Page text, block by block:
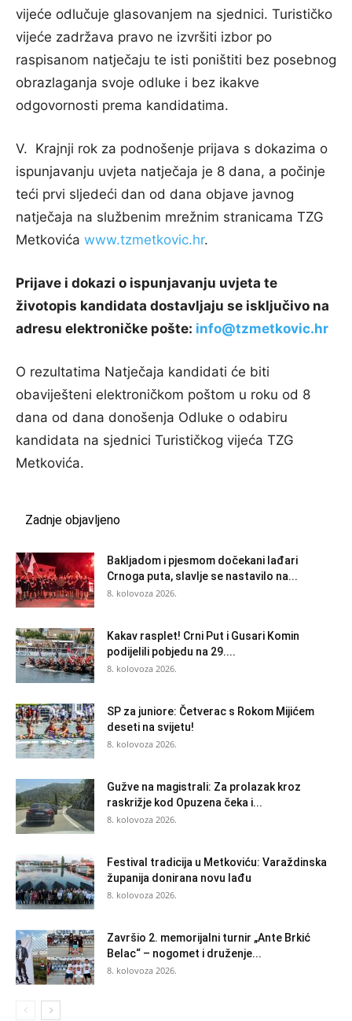
vijeće odlučuje glasovanjem na sjednici. Turističko
vijeće zadržava pravo ne izvršiti izbor po
raspisanom natječaju te isti poništiti bez posebnog
obrazlaganja svoje odluke i bez ikakve
odgovornosti prema kandidatima.
V. Krajnji rok za podnošenje prijava s dokazima o
ispunjavanju uvjeta natječaja je 8 dana, a počinje
teći prvi sljedeći dan od dana objave javnog
natječaja na službenim mrežnim stranicama TZG
Metkovića www.tzmetkovic.hr.
Prijave i dokazi o ispunjavanju uvjeta te
životopis kandidata dostavljaju se isključivo na
adresu elektroničke pošte: info@tzmetkovic.hr
O rezultatima Natječaja kandidati će biti
obaviješteni elektroničkom poštom u roku od 8
dana od dana donošenja Odluke o odabiru
kandidata na sjednici Turističkog vijeća TZG
Metkovića.
Zadnje objavljeno
Bakljadom i pjesmom dočekani lađari
Crnoga puta, slavlje se nastavilo na...
8. kolovoza 2026.
Kakav rasplet! Crni Put i Gusari Komin
podijelili pobjedu na 29....
8. kolovoza 2026.
SP za juniore: Četverac s Rokom Mijićem
deseti na svijetu!
8. kolovoza 2026.
Gužve na magistrali: Za prolazak kroz
raskrižje kod Opuzena čeka i...
8. kolovoza 2026.
Festival tradicija u Metkoviću: Varaždinska
županija donirana novu lađu
8. kolovoza 2026.
Završio 2. memorijalni turnir „Ante Brkić
Belac“ – nogomet i druženje...
8. kolovoza 2026.